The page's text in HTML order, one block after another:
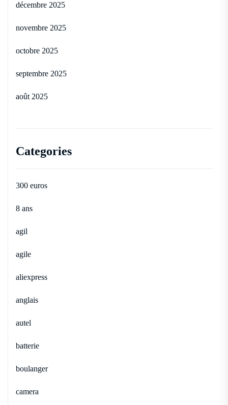
décembre 2025
novembre 2025
octobre 2025
septembre 2025
août 2025
Categories
300 euros
8 ans
agil
agile
aliexpress
anglais
autel
batterie
boulanger
camera